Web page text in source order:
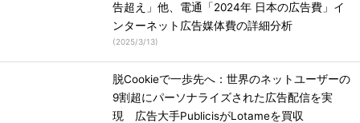
告超え」他、電通「2024年 日本の広告費」イ
ンターネット広告媒体費の詳細分析
(2025/3/13)
脱Cookieで一歩先へ：世界のネットユーザーの
9割超にパーソナライズされた広告配信を実
現 広告大手PublicisがLotameを買収